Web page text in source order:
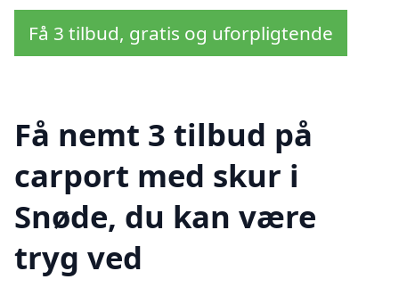
Få 3 tilbud, gratis og uforpligtende
Få nemt 3 tilbud på
carport med skur i
Snøde, du kan være
tryg ved